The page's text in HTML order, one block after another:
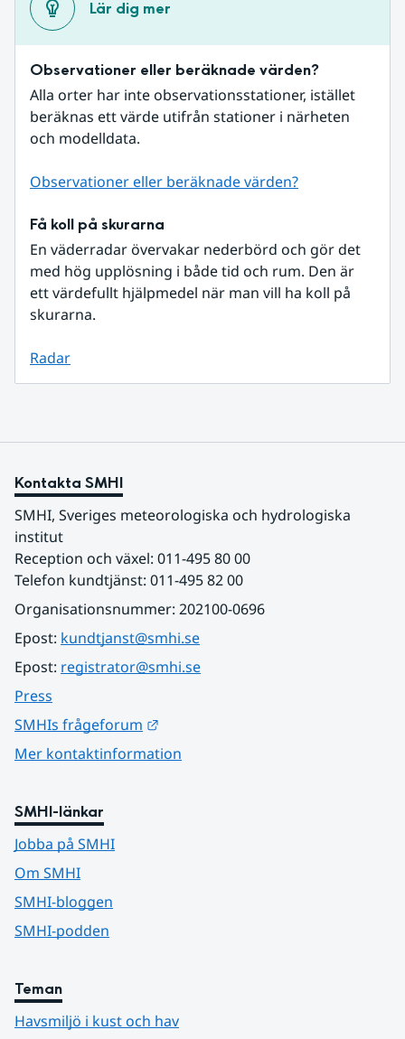
Lär dig mer
Observationer eller beräknade värden?
Alla orter har inte observationsstationer, istället
beräknas ett värde utifrån stationer i närheten
och modelldata.
Observationer eller beräknade värden?
Få koll på skurarna
En väderradar övervakar nederbörd och gör det
med hög upplösning i både tid och rum. Den är
ett värdefullt hjälpmedel när man vill ha koll på
skurarna.
Radar
Kontakta SMHI
SMHI, Sveriges meteorologiska och hydrologiska
institut
Reception och växel: 011-495 80 00
Telefon kundtjänst: 011-495 82 00
Organisationsnummer: 202100-0696
Epost: kundtjanst@smhi.se
Epost: registrator@smhi.se
Press
SMHIs frågeforum
Mer kontaktinformation
SMHI-länkar
Jobba på SMHI
Om SMHI
SMHI-bloggen
SMHI-podden
Teman
Havsmiljö i kust och hav